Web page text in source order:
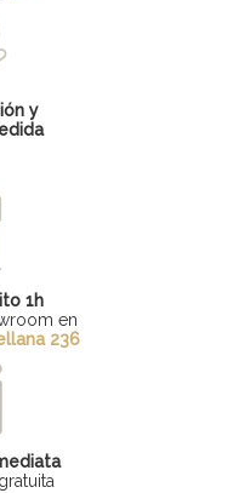
y
1h
en
236